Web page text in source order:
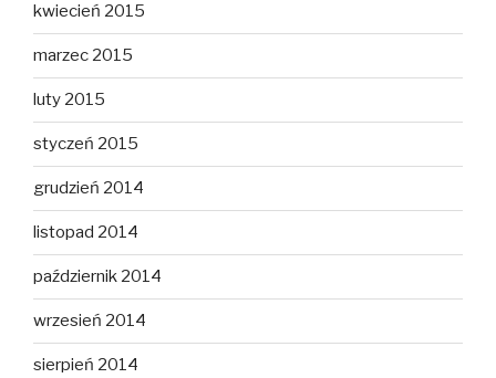
kwiecień 2015
marzec 2015
luty 2015
styczeń 2015
grudzień 2014
listopad 2014
październik 2014
wrzesień 2014
sierpień 2014